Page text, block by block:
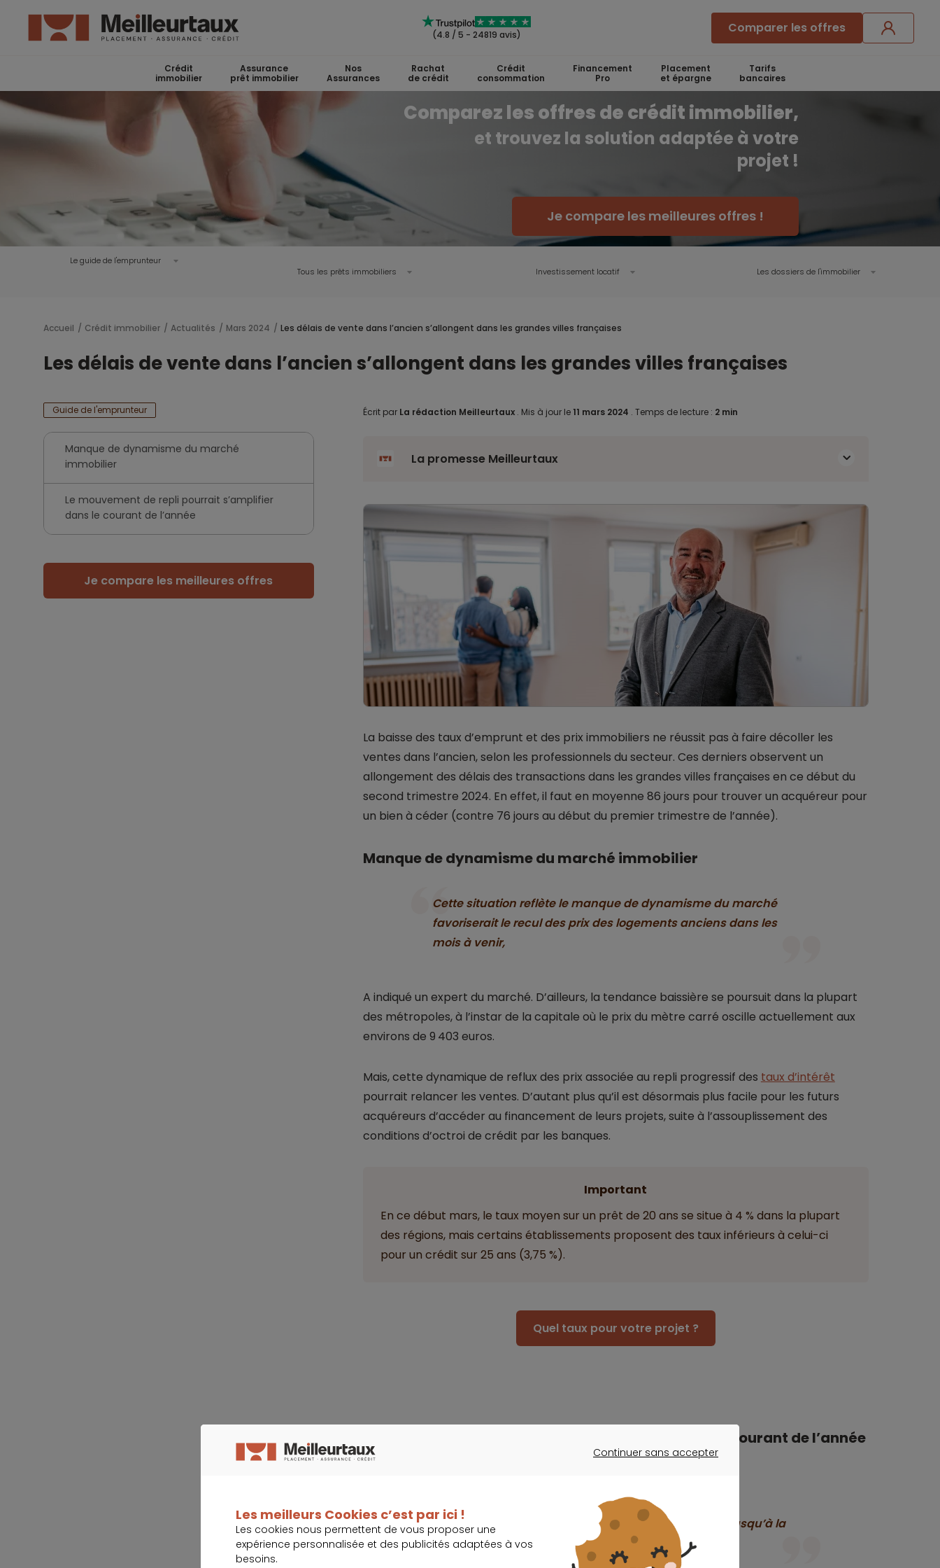
(4.8 / 5 - 24819 avis) Comparer les offres
Crédit
immobilier
Assurance
prêt immobilier
Nos
Assurances
Rachat
de crédit
Crédit
consommation
Financement
Pro
Placement
et épargne
Tarifs
bancaires
Comparez les offres de crédit immobilier,
et trouvez la solution adaptée à votre
projet !
Je compare les meilleures offres !
Le guide de l'emprunteur
Tous les prêts immobiliers
Investissement locatif Les dossiers de l'immobilier
Accueil Crédit immobilier Actualités Mars 2024 Les délais de vente dans l’ancien s’allongent dans les grandes villes françaises
Les délais de vente dans l’ancien s’allongent dans les grandes villes françaises
Guide de l'emprunteur
Manque de dynamisme du marché
immobilier
Le mouvement de repli pourrait s’amplifier
dans le courant de l’année
Je compare les meilleures offres
Écrit par La rédaction Meilleurtaux . Mis à jour le 11 mars 2024 . Temps de lecture : 2 min
La promesse Meilleurtaux
La baisse des taux d’emprunt et des prix immobiliers ne réussit pas à faire décoller les
ventes dans l’ancien, selon les professionnels du secteur. Ces derniers observent un
allongement des délais des transactions dans les grandes villes françaises en ce début du
second trimestre 2024. En effet, il faut en moyenne 86 jours pour trouver un acquéreur pour
un bien à céder (contre 76 jours au début du premier trimestre de l’année).
Manque de dynamisme du marché immobilier
Cette situation reflète le manque de dynamisme du marché
favoriserait le recul des prix des logements anciens dans les
mois à venir,
A indiqué un expert du marché. D’ailleurs, la tendance baissière se poursuit dans la plupart
des métropoles, à l’instar de la capitale où le prix du mètre carré oscille actuellement aux
environs de 9 403 euros.
Mais, cette dynamique de reflux des prix associée au repli progressif des taux d’intérêt
pourrait relancer les ventes. D’autant plus qu’il est désormais plus facile pour les futurs
acquéreurs d’accéder au financement de leurs projets, suite à l’assouplissement des
conditions d’octroi de crédit par les banques.
Important
En ce début mars, le taux moyen sur un prêt de 20 ans se situe à 4 % dans la plupart
des régions, mais certains établissements proposent des taux inférieurs à celui-ci
pour un crédit sur 25 ans (3,75 %).
Quel taux pour votre projet ?
Le mouvement de repli pourrait s’amplifier dans le courant de l’année
Le mouvement de repli des taux pourrait s’amplifier jusqu’à la
fin de cette année.
Continuer sans accepter
Les meilleurs Cookies c’est par ici !
Les cookies nous permettent de vous proposer une
expérience personnalisée et des publicités adaptées à vos
besoins.